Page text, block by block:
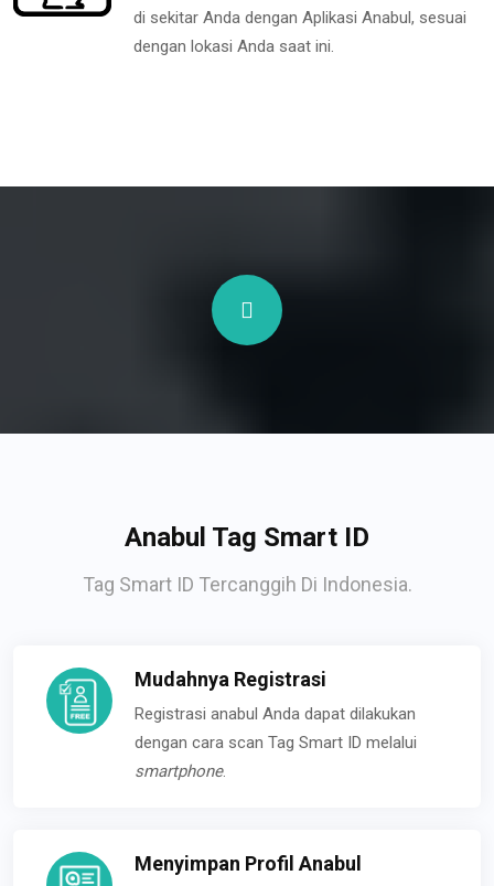
di sekitar Anda dengan Aplikasi Anabul, sesuai
dengan lokasi Anda saat ini.
Anabul Tag Smart ID
Tag Smart ID Tercanggih Di Indonesia.
Mudahnya Registrasi
Registrasi anabul Anda dapat dilakukan
dengan cara scan Tag Smart ID melalui
smartphone.
Menyimpan Profil Anabul